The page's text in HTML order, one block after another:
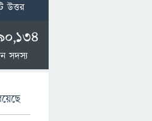
উত্তর
সদস্য